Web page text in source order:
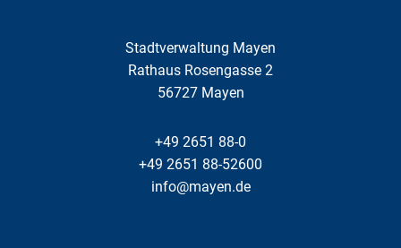
Stadtverwaltung Mayen
Rathaus Rosengasse 2
56727 Mayen
+49 2651 88-0
+49 2651 88-52600
info@mayen.de